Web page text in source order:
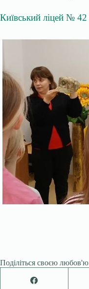
Київський ліцей № 42
Поділіться своєю любов'ю